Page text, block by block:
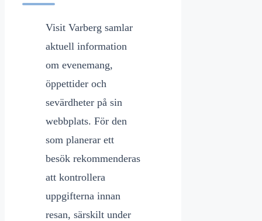
Visit Varberg samlar
aktuell information
om evenemang,
öppettider och
sevärdheter på sin
webbplats. För den
som planerar ett
besök rekommenderas
att kontrollera
uppgifterna innan
resan, särskilt under